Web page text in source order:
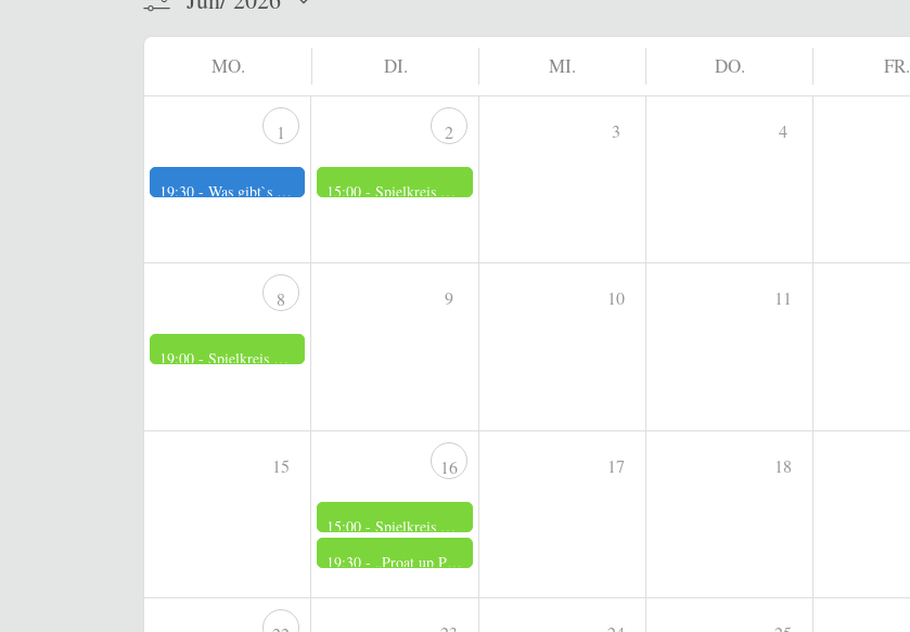
MO. DI. MI. DO. FR.
1
19:30 - Was gibt`s Neues?
2
15:00 -Spielkreis der Männer
3 4
8
19:00 - Spielkreis der Frauen
9 10 11
15 16
15:00 -Spielkreis der Männer
19:30 - „Proat up Platt“
17 18